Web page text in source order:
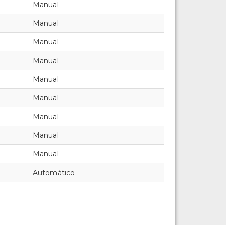
Manual
Manual
Manual
Manual
Manual
Manual
Manual
Manual
Manual
Automático